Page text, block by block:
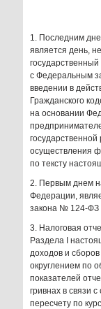
1. Последним
является день,
с Федеральным
введении в
Гражданского
на основании
осуществления
по тексту
2. Первым днем
Федерации,
закона № 124-
3. Налоговая
Раздела I
доходов и
округлением по
показателей
гривнах в связи
пересчету по